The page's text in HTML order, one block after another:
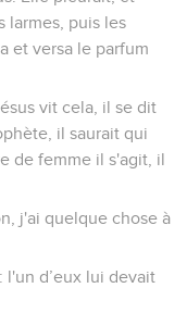
larmes, puis les
et versa le parfum
vit cela, il se dit
il saurait qui
de femme il s'agit, il
j'ai quelque chose à
l'un d’eux lui devait